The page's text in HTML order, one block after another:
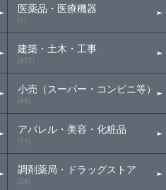
医薬品・医療機器
(7)
建築・土木・工事
(477)
小売（スーパー・コンビニ等）
(45)
アパレル・美容・化粧品
(71)
調剤薬局・ドラッグストア
(25)